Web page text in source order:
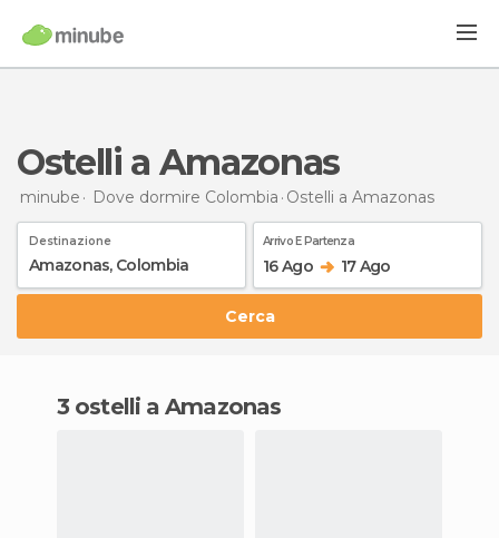
Ostelli a Amazonas
minube Dove dormire Colombia Ostelli a Amazonas
Destinazione Arrivo E Partenza
16 Ago 17 Ago
Cerca
3 ostelli a Amazonas